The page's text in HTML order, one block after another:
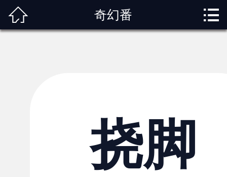
角色图鉴
内容服务
观影指南
 奇幻番 
挠脚